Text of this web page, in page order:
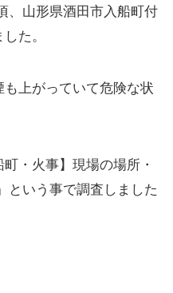
、山形県酒田市入船町付
た。
上がっていて危険な状
・火事】現場の場所・
という事で調査しました